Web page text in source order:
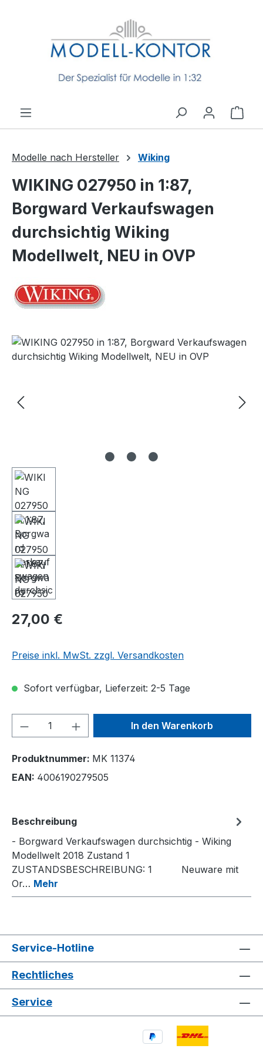
Modelle nach Hersteller Wiking
WIKING 027950 in 1:87,
Borgward Verkaufswagen
durchsichtig Wiking
Modellwelt, NEU in OVP
Bildergalerie überspringen
27,00 €
Preise inkl. MwSt. zzgl. Versandkosten
Sofort verfügbar, Lieferzeit: 2-5 Tage
Produkt Anzahl: Gib denIn den Warenkorb
Produktnummer: MK 11374
EAN: 4006190279505
Beschreibung
- Borgward Verkaufswagen durchsichtig - Wiking
Modellwelt 2018 Zustand 1
ZUSTANDSBESCHREIBUNG: 1 Neuware mit
Or… Mehr
Service-Hotline
Rechtliches
Service